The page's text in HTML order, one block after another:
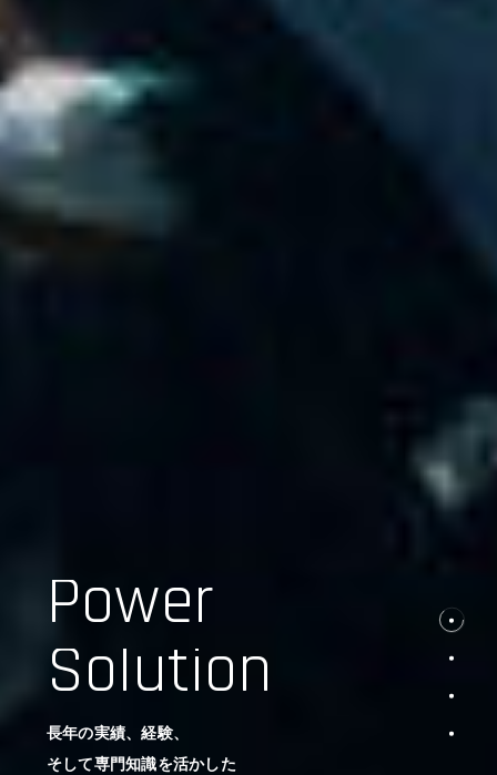
Power
Solution
長年の実績、経験、
そして専門知識を活かした